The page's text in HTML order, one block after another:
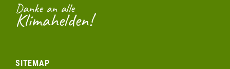
Danke an alle
Klimahelden!
SITEMAP